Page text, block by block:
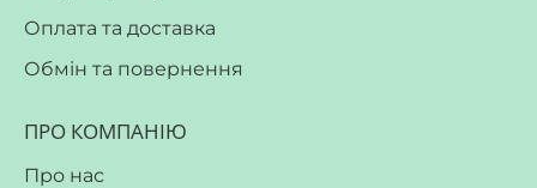
Оплата та доставка
Обмін та повернення
ПРО КОМПАНІЮ
Про нас